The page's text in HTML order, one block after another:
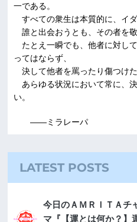
一である。
すべての衆生は本質的に、イダ
誰と出会おうとも、その者を
たとえ一瞬でも、他者に対し
ってはならず、
決して他者を罵ったり傷つけた
あらゆる状況において常に、
い。
――ミラレーパ
LATEST POSTS
今日のＡＭＲＩＴＡチ
マ『【運とは何か？】